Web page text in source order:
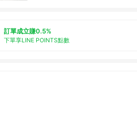
訂單成立賺0.5%
下單享LINE POINTS點數